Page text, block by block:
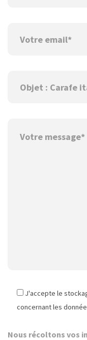
J'accepte le
concernant les
Nous récoltons vos